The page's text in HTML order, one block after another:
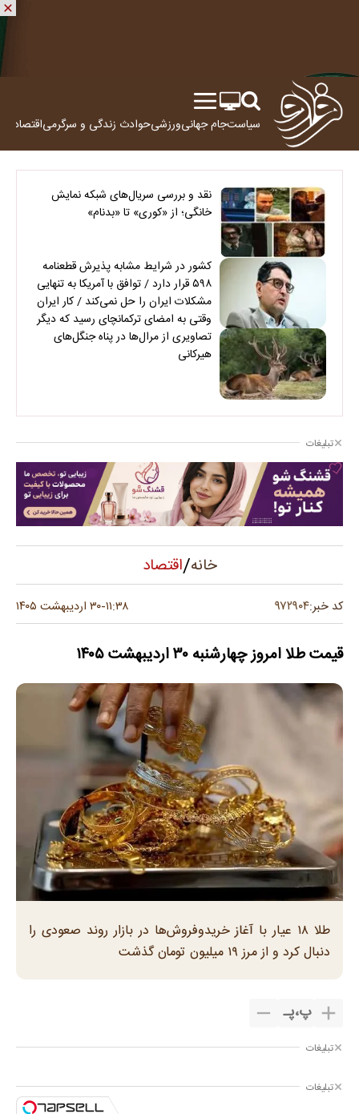
سیاستجام جهانیورزشیحوادث زندگی و سرگرمیاقتصاد
نقد و بررسی سریال‌های شبکه نمایش
خانگی؛ از «کوری» تا «بدنام»
کشور در شرایط مشابه پذیرش قطعنامه
۵۹۸ قرار دارد / توافق با آمریکا به تنهایی
مشکلات ایران را حل نمی‌کند / کار ایران
وقتی به امضای ترکمانچای رسید که دیگر
چاره‌ای نبود
تصاویری از مرال‌ها در پناه جنگل‌های
هیرکانی
تبلیغات
خانه/اقتصاد
کد خبر:۹۷۲۹۰۴ ۱۱:۳۸-۳۰ اردیبهشت ۱۴۰۵
قیمت طلا امروز چهارشنبه ۳۰ اردیبهشت ۱۴۰۵
طلا ۱۸ عیار با آغاز خریدوفروش‌ها در بازار روند صعودی را
دنبال کرد و از مرز ۱۹ میلیون تومان گذشت
پ،پـ
تبلیغات
تبلیغات